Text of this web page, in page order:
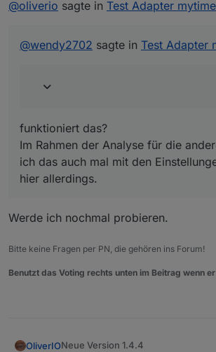
Ich teste gerade mal die
Im Rahmen der Analyse für die
das auch mal mit den
@oliverio sagte in Test Adapter mytime
@wendy2702 sagte in Test Adapter
funktioniert das?
Im Rahmen der Analyse für die
ich das auch mal mit den
hier allerdings.
Werde ich nochmal probieren.
Bitte keine Fragen per PN, die gehören ins Forum!
Benutzt das Voting rechts unten im Beitrag wenn
OliverIONeue Version 1.4.4